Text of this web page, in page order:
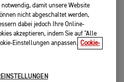
damit unsere Website
nicht abgeschaltet werden,
dabei jedoch Ihre Online-
akzeptieren, indem Sie auf "Alle
Einstellungen anpassen. Cookie-